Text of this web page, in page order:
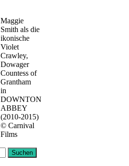
Maggie
Smith als die
ikonische
Violet
Crawley,
Dowager
Countess of
Grantham
in
DOWNTON
ABBEY
(2010-2015)
© Carnival
Films